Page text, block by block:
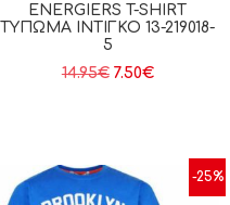
ENERGIERS T-SHIRT
ΤΎΠΩΜΑ ΙΝΤΙΓΚΟ 13-219018-
5
14.95€ 7.50€
-25%